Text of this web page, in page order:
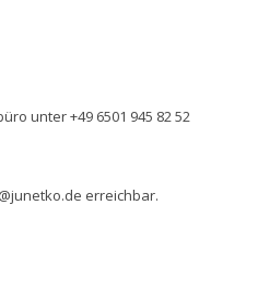
unter +49 6501 945 82 52
erreichbar.